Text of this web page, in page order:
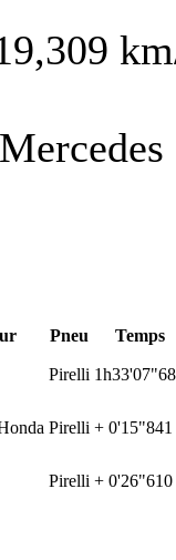
Pneu Temps
Pirelli
Pirelli + 0'15"841
Pirelli + 0'26"610